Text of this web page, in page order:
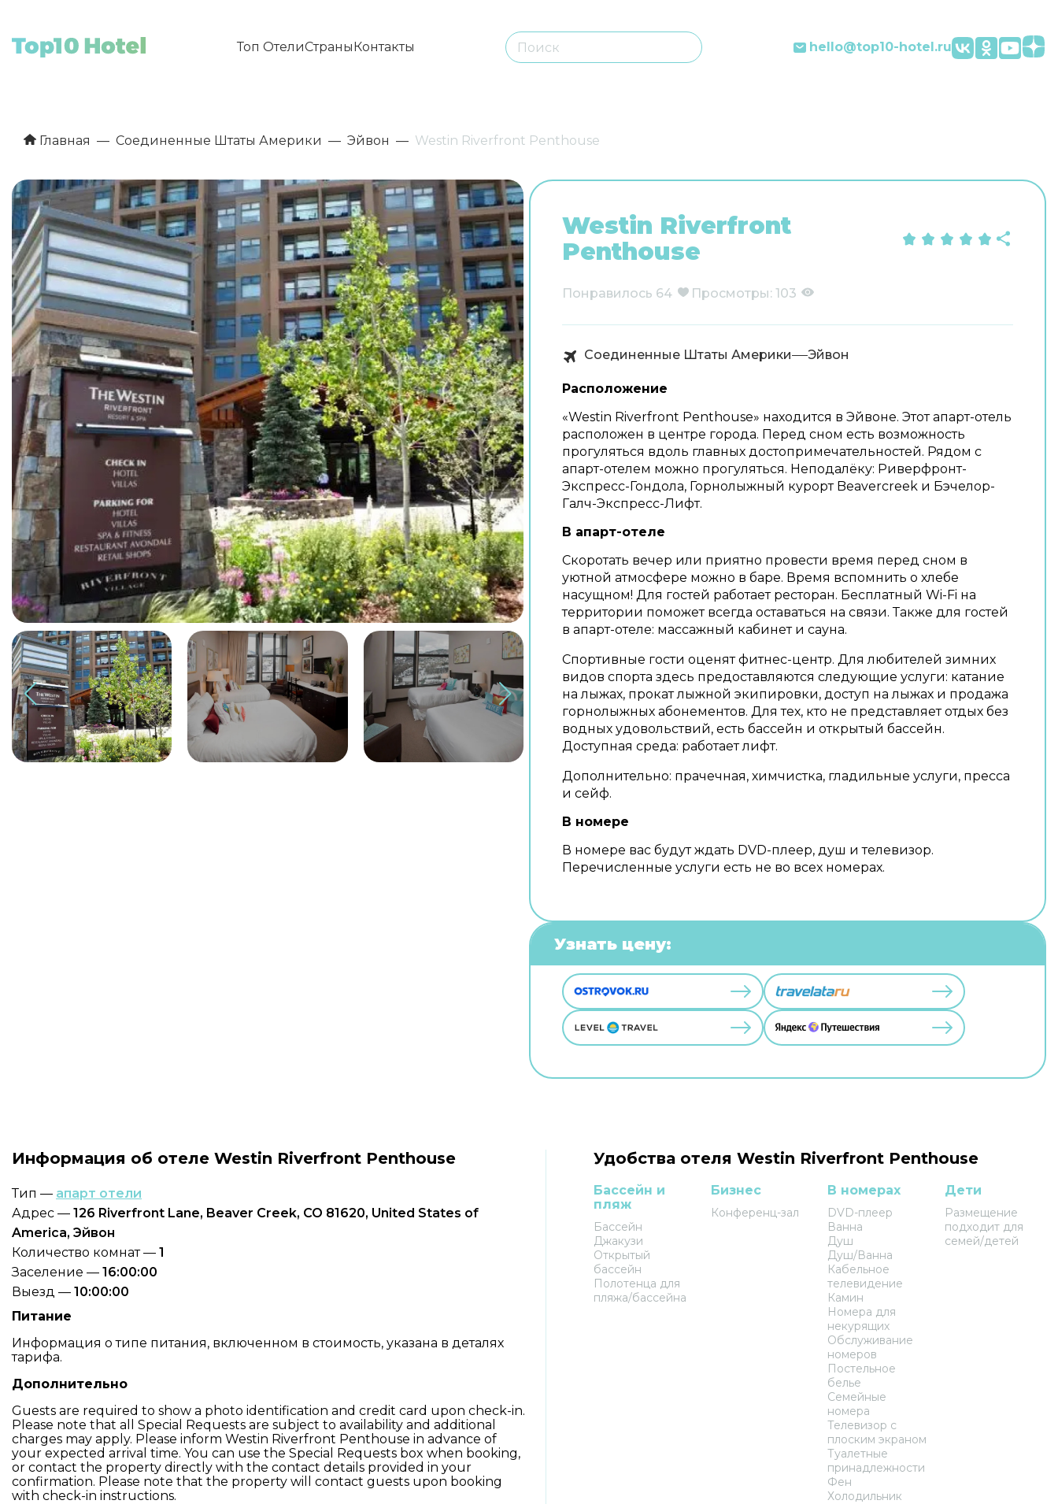
Топ ОтелиСтраныКонтакты hello@top10-hotel.ru
Главная Соединенные Штаты Америки Эйвон Westin Riverfront Penthouse
Westin Riverfront
Penthouse
Понравилось 64 Просмотры: 103
Соединенные Штаты Америки Эйвон
Расположение
«Westin Riverfront Penthouse» находится в Эйвоне. Этот апарт-отель
расположен в центре города. Перед сном есть возможность
прогуляться вдоль главных достопримечательностей. Рядом с
апарт-отелем можно прогуляться. Неподалёку: Риверфронт-
Экспресс-Гондола, Горнолыжный курорт Beavercreek и Бэчелор-
Галч-Экспресс-Лифт.
В апарт-отеле
Скоротать вечер или приятно провести время перед сном в
уютной атмосфере можно в баре. Время вспомнить о хлебе
насущном! Для гостей работает ресторан. Бесплатный Wi-Fi на
территории поможет всегда оставаться на связи. Также для гостей
в апарт-отеле: массажный кабинет и сауна.
Спортивные гости оценят фитнес-центр. Для любителей зимних
видов спорта здесь предоставляются следующие услуги: катание
на лыжах, прокат лыжной экипировки, доступ на лыжах и продажа
горнолыжных абонементов. Для тех, кто не представляет отдых без
водных удовольствий, есть бассейн и открытый бассейн.
Доступная среда: работает лифт.
Дополнительно: прачечная, химчистка, гладильные услуги, пресса
и сейф.
В номере
В номере вас будут ждать DVD-плеер, душ и телевизор.
Перечисленные услуги есть не во всех номерах.
Узнать цену:
Информация об отеле Westin Riverfront Penthouse
Тип — апарт отели
Адрес — 126 Riverfront Lane, Beaver Creek, CO 81620, United States of
America, Эйвон
Количество комнат — 1
Заселение — 16:00:00
Выезд — 10:00:00
Питание
Информация о типе питания, включенном в стоимость, указана в деталях
тарифа.
Дополнительно
Guests are required to show a photo identification and credit card upon check-in.
Please note that all Special Requests are subject to availability and additional
charges may apply. Please inform Westin Riverfront Penthouse in advance of
your expected arrival time. You can use the Special Requests box when booking,
or contact the property directly with the contact details provided in your
confirmation. Please note that the property will contact guests upon booking
with check-in instructions.
Удобства отеля Westin Riverfront Penthouse
Бассейн и
пляж
Бассейн
Джакузи
Открытый
бассейн
Полотенца для
пляжа/бассейна
Бизнес
Конференц-зал
В номерах
DVD-плеер
Ванна
Душ
Душ/Ванна
Кабельное
телевидение
Камин
Номера для
некурящих
Обслуживание
номеров
Постельное
белье
Семейные
номера
Телевизор с
плоским экраном
Туалетные
принадлежности
Фен
Холодильник
Дети
Размещение
подходит для
семей/детей